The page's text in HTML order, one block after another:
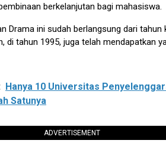
berkelanjutan bagi mahasiswa.
Drama ini sudah berlangsung dari tahun
di tahun 1995, juga telah mendapatkan
Hanya 10 Universitas
Satunya
ADVERTISEMENT